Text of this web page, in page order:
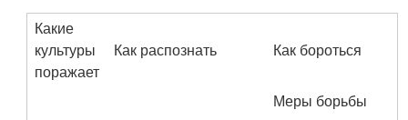
Какие
культуры
поражает
Как распознать Как бороться
Меры борьбы